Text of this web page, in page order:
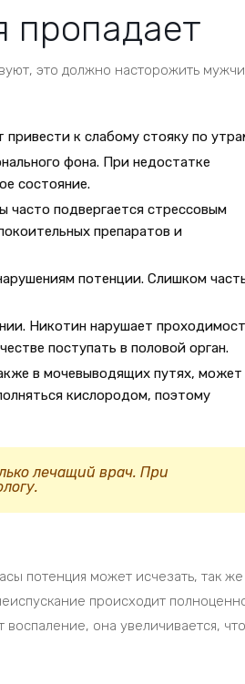
пропадает
это должно насторожить
к слабому стояку по
фона. При недостатке
состояние.
подвергается стрессовым
препаратов и
потенции. Слишком
Никотин нарушает
поступать в половой орган.
в мочевыводящих путях, может
кислородом, поэтому
лечащий врач. При
потенция может исчезать, так же
происходит
она увеличивается, что